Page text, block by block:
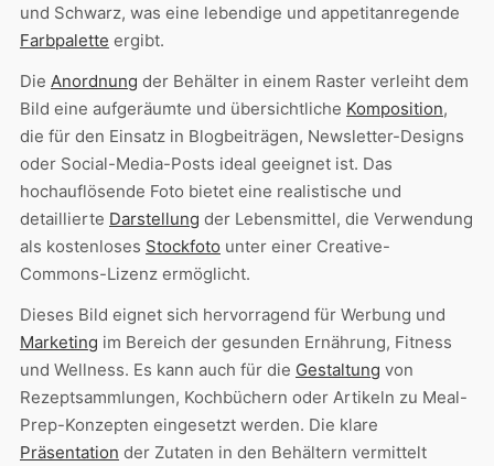
und Schwarz, was eine lebendige und appetitanregende
Farbpalette ergibt.
Die Anordnung der Behälter in einem Raster verleiht dem
Bild eine aufgeräumte und übersichtliche Komposition,
die für den Einsatz in Blogbeiträgen, Newsletter-Designs
oder Social-Media-Posts ideal geeignet ist. Das
hochauflösende Foto bietet eine realistische und
detaillierte Darstellung der Lebensmittel, die Verwendung
als kostenloses Stockfoto unter einer Creative-
Commons-Lizenz ermöglicht.
Dieses Bild eignet sich hervorragend für Werbung und
Marketing im Bereich der gesunden Ernährung, Fitness
und Wellness. Es kann auch für die Gestaltung von
Rezeptsammlungen, Kochbüchern oder Artikeln zu Meal-
Prep-Konzepten eingesetzt werden. Die klare
Präsentation der Zutaten in den Behältern vermittelt